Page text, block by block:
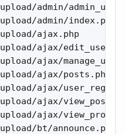
admin/
admin/index.php
ajax.php
ajax/
ajax/
ajax/posts.php
ajax/
ajax/
ajax/
bt/announce.php